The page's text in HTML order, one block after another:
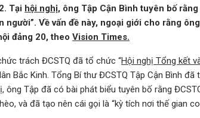
Tại hội nghị, ông Tập Cận Bình tuyên bố
người”. Về vấn đề này, ngoại giới cho rằng
đảng 20, theo Vision Times.
trách ĐCSTQ đã tổ chức “Hội nghị Tổng kết
Bắc Kinh. Tổng Bí thư ĐCSTQ Tập Cận Bình
ông Tập đã có bài phát biểu tuyên bố rằng
và đã tạo nên cái gọi là “kỳ tích nơi thế gian